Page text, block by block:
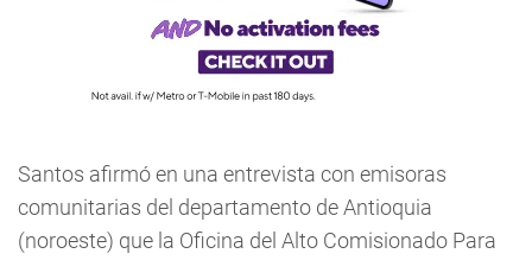
Santos afirmó en una entrevista con emisoras
comunitarias del departamento de Antioquia
(noroeste) que la Oficina del Alto Comisionado Para